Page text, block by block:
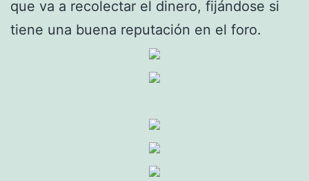
que va a recolectar el dinero, fijándose si
tiene una buena reputación en el foro.